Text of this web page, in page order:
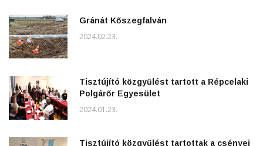
Gránát Kőszegfalván
2024.02.23.
Tisztújító közgyűlést tartott a Répcelaki
Polgárőr Egyesület
2024.01.23.
Tisztújító közgyűlést tartottak a csényei